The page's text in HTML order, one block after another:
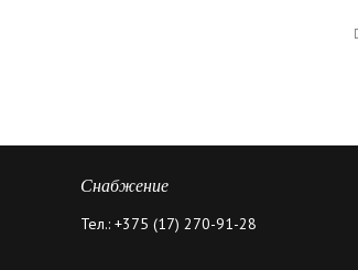
Снабжение
Тел.: +375 (17) 270-91-28